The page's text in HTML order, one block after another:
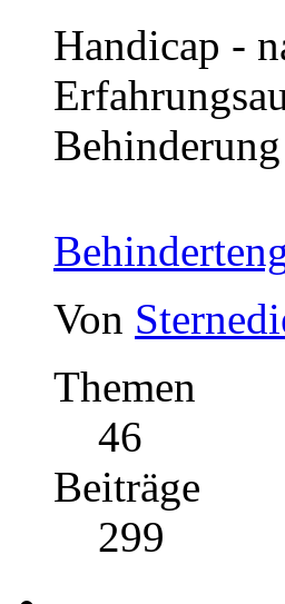
Handicap -
Von
Themen
46
Beiträge
299